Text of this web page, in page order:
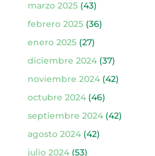
marzo 2025(43)
febrero 2025(36)
enero 2025(27)
diciembre 2024(37)
noviembre 2024(42)
octubre 2024(46)
septiembre 2024(42)
agosto 2024(42)
julio 2024(53)